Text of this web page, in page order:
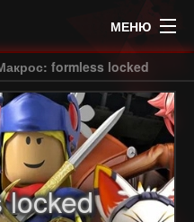
МЕНЮ
formless locked
locked